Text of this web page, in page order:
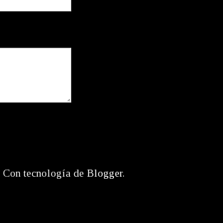
Con tecnología de Blogger.